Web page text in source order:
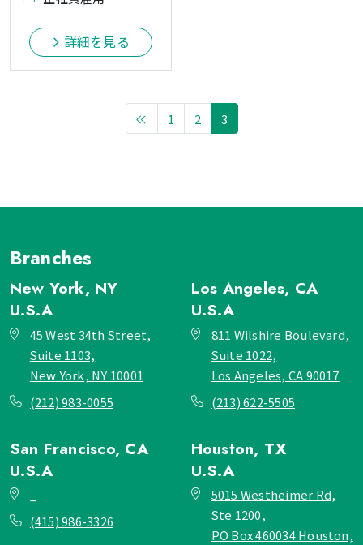
詳細を見る
1 2 3
Branches
New York, NY
U.S.A
45 West 34th Street,
Suite 1103,
New York, NY 10001
(212) 983-0055
Los Angeles, CA
U.S.A
811 Wilshire Boulevard,
Suite 1022,
Los Angeles, CA 90017
(213) 622-5505
San Francisco, CA
U.S.A
(415) 986-3326
Houston, TX
U.S.A
5015 Westheimer Rd,
Ste 1200,
PO Box 460034 Houston,